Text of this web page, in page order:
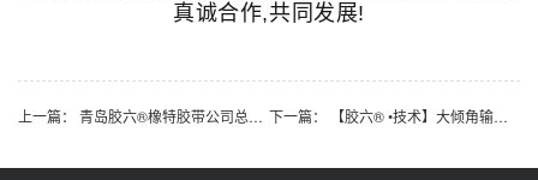
真诚合作,共同发展!
上一篇： 青岛胶六®橡特胶带公司总结常见的输送带磨损原因 下一篇： 【胶六® •技术】大倾角输送带如何延长裙边和隔板使用寿命